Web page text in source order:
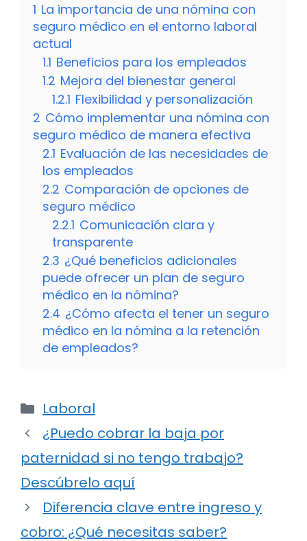
1 La importancia de una nómina con
seguro médico en el entorno laboral
actual
1.1 Beneficios para los empleados
1.2 Mejora del bienestar general
1.2.1 Flexibilidad y personalización
2 Cómo implementar una nómina con
seguro médico de manera efectiva
2.1 Evaluación de las necesidades de
los empleados
2.2 Comparación de opciones de
seguro médico
2.2.1 Comunicación clara y
transparente
2.3 ¿Qué beneficios adicionales
puede ofrecer un plan de seguro
médico en la nómina?
2.4 ¿Cómo afecta el tener un seguro
médico en la nómina a la retención
de empleados?
Categorías
Laboral
¿Puedo cobrar la baja por
paternidad si no tengo trabajo?
Descúbrelo aquí
Diferencia clave entre ingreso y
cobro: ¿Qué necesitas saber?